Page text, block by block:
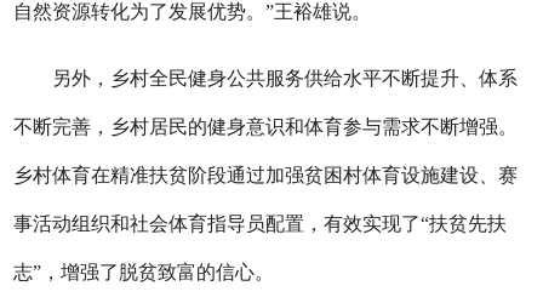
自然资源转化为了发展优势。”王裕雄说。
另外，乡村全民健身公共服务供给水平不断提升、体系
不断完善，乡村居民的健身意识和体育参与需求不断增强。
乡村体育在精准扶贫阶段通过加强贫困村体育设施建设、赛
事活动组织和社会体育指导员配置，有效实现了“扶贫先扶
志”，增强了脱贫致富的信心。